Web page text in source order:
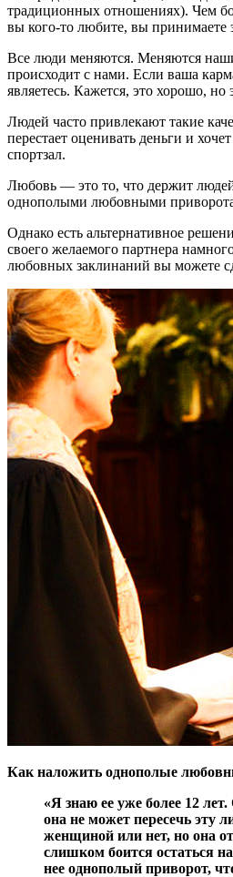
традиционных отношениях). Чем
вы кого-то любите, вы принимаете
Все люди меняются. Меняются наши
происходит с нами. Если ваша
являетесь. Кажется, это хорошо,
Людей часто привлекают такие
перестает оценивать деньги и
спортзал.
Любовь — это то, что держит
однополыми любовными
Однако есть альтернативное
своего желаемого партнера
любовных заклинаний вы можете
Как наложить однополые
«Я знаю ее уже более 12
она не может пересечь эту
женщиной или нет, но она
слишком боится остаться
нее однополый приворот,